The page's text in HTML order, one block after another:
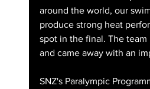
around the world, our
produce strong heat
spot in the final. The team
and came away with an
SNZ's Paralympic